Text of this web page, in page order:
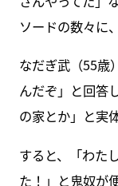
ソードの数々に
なだぎ武（55歳
んだぞ」と回答
の家とか」と実
すると、「わた
た！」と鬼奴が